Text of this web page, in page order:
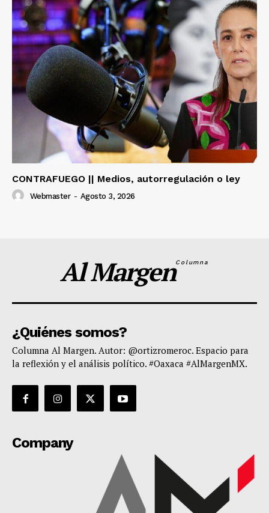
CONTRAFUEGO || Medios, autorregulación o ley
Webmaster - Agosto 3, 2026
Al MargenColumna
¿Quiénes somos?
Columna Al Margen. Autor: @ortizromeroc. Espacio para
la reflexión y el análisis político. #Oaxaca #AlMargenMX.
Company